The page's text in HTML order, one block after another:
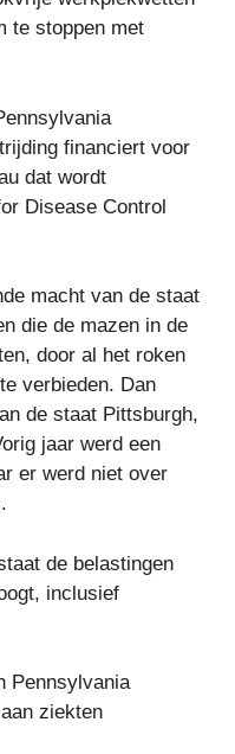
te stoppen met
financiert voor
dat wordt
Disease Control
macht van de staat
die de mazen in de
door al het roken
verbieden. Dan
de staat Pittsburgh,
jaar werd een
er werd niet over
de belastingen
inclusief
Pennsylvania
ziekten